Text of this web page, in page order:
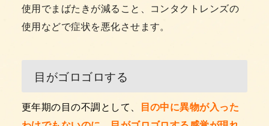
使用でまばたきが減ること、コンタクトレンズの
使用などで症状を悪化させます。
目がゴロゴロする
更年期の目の不調として、
目の中に異物が入った